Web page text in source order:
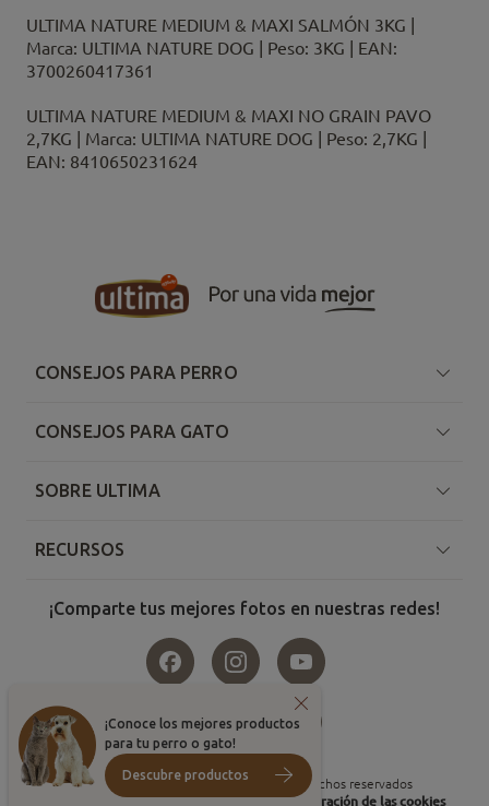
ULTIMA NATURE MEDIUM & MAXI SALMÓN 3KG |
Marca: ULTIMA NATURE DOG | Peso: 3KG | EAN:
3700260417361
ULTIMA NATURE MEDIUM & MAXI NO GRAIN PAVO
2,7KG | Marca: ULTIMA NATURE DOG | Peso: 2,7KG |
EAN: 8410650231624
¡Conoce los mejores productos
para tu perro o gato!
Descubre productos
CONSEJOS PARA PERRO
CONSEJOS PARA GATO
SOBRE ULTIMA
RECURSOS
¡Comparte tus mejores fotos en nuestras redes!
Pais Idioma
© 2026, Affinity Petcare. Todos los derechos reservados
Condiciones de usoPolítica de cookiesConfiguración de las cookies